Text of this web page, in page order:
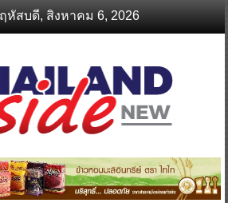
หัสบดี, สิงหาคม 6, 2026